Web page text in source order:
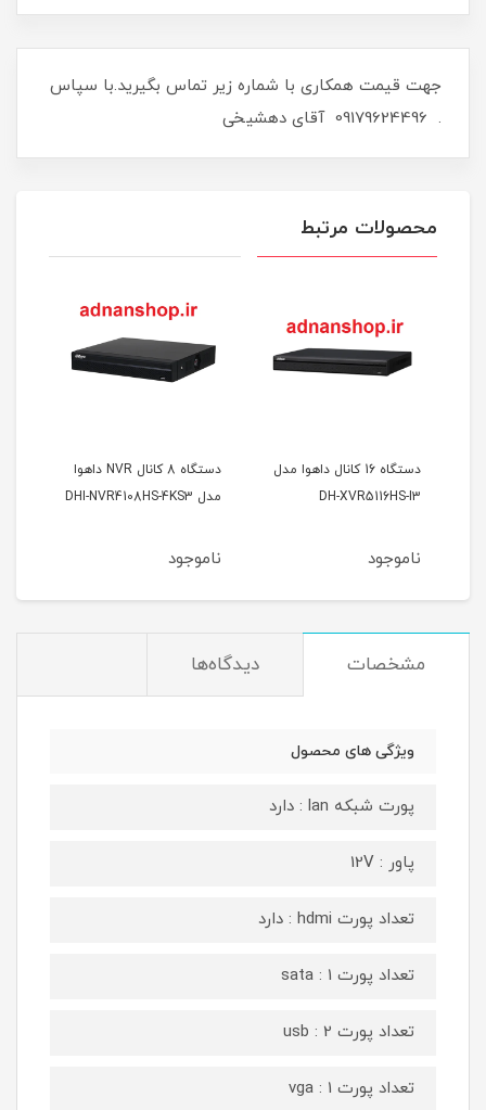
جهت قیمت همکاری با شماره زیر تماس بگیرید.با سپاس
. 09179624496 آقای دهشیخی
محصولات مرتبط
دستگاه 16 کانال داهوا مدل
DH-XVR5116HS-I3
ناموجود
دستگاه 8 کانال NVR داهوا
مدل DHI-NVR4108HS-4KS3
ناموجود
مشخصات دیدگاه‌ها
ویژگی های محصول
پورت شبکه lan : دارد
پاور : 12V
تعداد پورت hdmi : دارد
تعداد پورت sata : 1
تعداد پورت usb : 2
تعداد پورت vga : 1